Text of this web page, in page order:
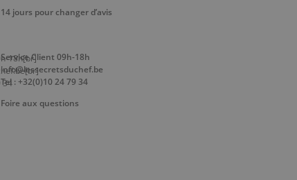
14 jours pour changer d’avis
Service Client 09h-18h
info@lessecretsduchef.be
Tel : +32(0)10 24 79 34
Foire aux questions